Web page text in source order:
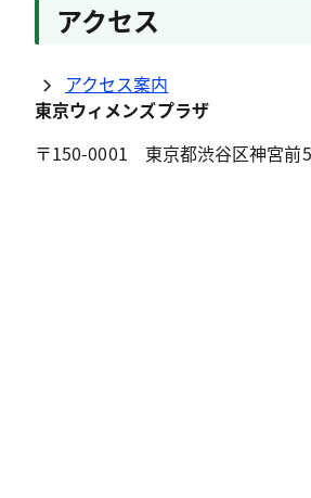
アクセス
アクセス案内
東京ウィメンズプラザ
〒150-0001 東京都渋谷区神宮前